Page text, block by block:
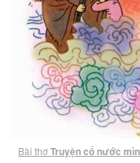
Bài thơTruyện cổ nước